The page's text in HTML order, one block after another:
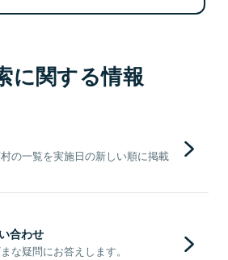
に関する情報
の一覧を実施日の新しい順に掲載
合わせ
な疑問にお答えします。